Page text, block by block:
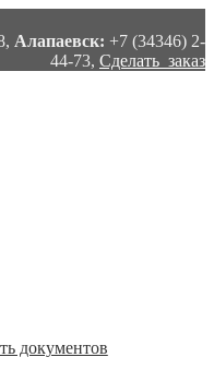
Алапаевск: +7 (34346) 2-
44-73, Сделать заказ
документов